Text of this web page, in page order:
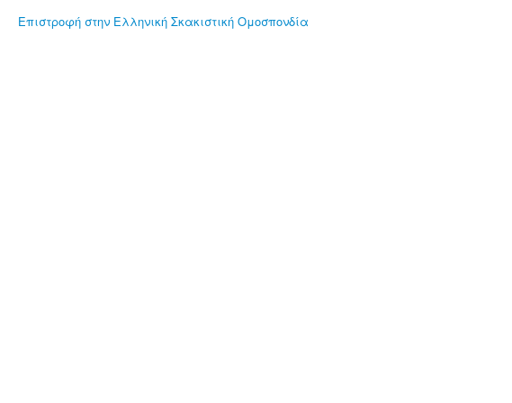
Επιστροφή στην Ελληνική Σκακιστική Ομοσπονδία